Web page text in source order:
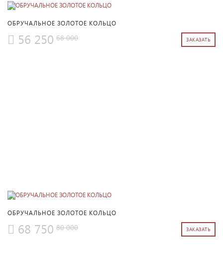
ПОДРОБНЕЕ
ОБРУЧАЛЬНОЕ ЗОЛОТОЕ КОЛЬЦО
56 250 68 000
ПОДРОБНЕЕ
ОБРУЧАЛЬНОЕ ЗОЛОТОЕ КОЛЬЦО
68 750 80 000